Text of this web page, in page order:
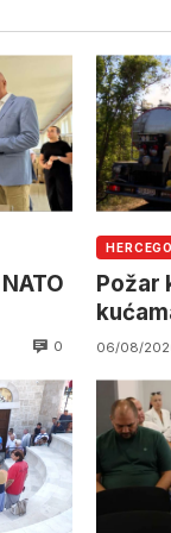
0
Požar
pruzi,
OSBiH
06/08/